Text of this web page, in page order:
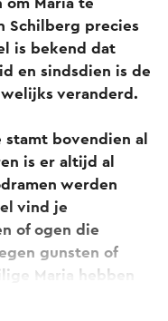
Schilberg precies
is bekend dat
en sindsdien is de
veranderd.
bovendien al
is er altijd al
werden
vind je
of ogen die
gunsten of
Maria hebben